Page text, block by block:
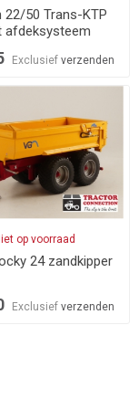
22/50 Trans-KTP
afdeksysteem
Exclusiefverzenden
op voorraad
24 zandkipper
Exclusiefverzenden